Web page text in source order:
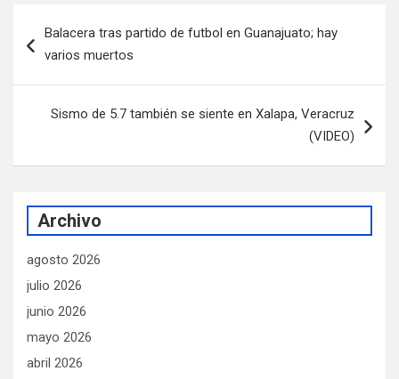
de
Balacera tras partido de futbol en Guanajuato; hay
varios muertos
Sismo de 5.7 también se siente en Xalapa, Veracruz
(VIDEO)
Archivo
agosto 2026
julio 2026
junio 2026
mayo 2026
abril 2026